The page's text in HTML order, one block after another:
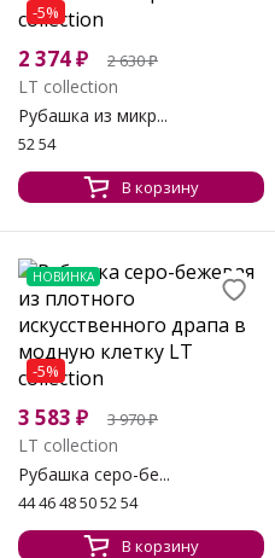
-5%
2 374₽ 2 630₽
LT collection
Рубашка из микр...
52 54
В корзину
НОВИНКА
-5%
3 583 ₽ 3 970₽
LT collection
Рубашка серо-бе...
44 46 48 50 52 54
В корзину